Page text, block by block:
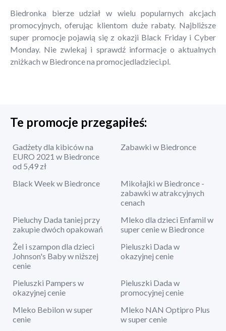
Biedronka bierze udział w wielu popularnych akcjach
promocyjnych, oferując klientom duże rabaty. Najbliższe
super promocje pojawią się z okazji Black Friday i Cyber
Monday. Nie zwlekaj i sprawdź informacje o aktualnych
zniżkach w Biedronce na promocjedladzieci.pl.
Te promocje przegapiłeś:
Gadżety dla kibiców na
EURO 2021 w Biedronce
od 5,49 zł
Zabawki w Biedronce
Black Week w Biedronce
Mikołajki w Biedronce -
zabawki w atrakcyjnych
cenach
Pieluchy Dada taniej przy
zakupie dwóch opakowań
Mleko dla dzieci Enfamil w
super cenie w Biedronce
Żel i szampon dla dzieci
Johnson's Baby w niższej
cenie
Pieluszki Dada w
okazyjnej cenie
Pieluszki Pampers w
okazyjnej cenie
Pieluszki Dada w
promocyjnej cenie
Mleko Bebilon w super
cenie
Mleko NAN Optipro Plus
w super cenie